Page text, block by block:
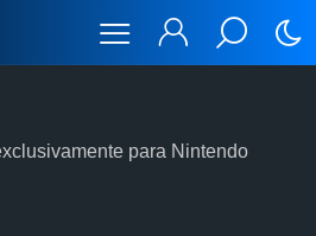
para Nintendo